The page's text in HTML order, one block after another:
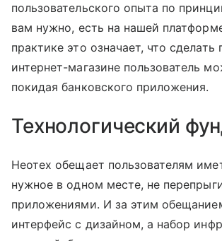
пользовательского опыта по
вам нужно, есть на нашей
практике это означает, что сделать
интернет-магазине пользователь
покидая банковского приложения.
Технологический
Неотех обещает пользователям
нужное в одном месте, не
приложениями. И за этим
интерфейс с дизайном, а набор